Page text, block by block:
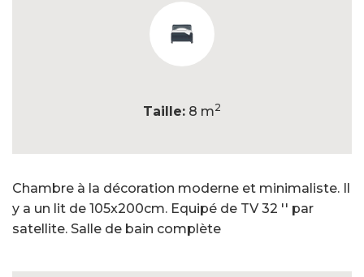
Taille: 8 m2
Chambre à la décoration moderne et minimaliste. Il
y a un lit de 105x200cm. Equipé de TV 32 '' par
satellite. Salle de bain complète